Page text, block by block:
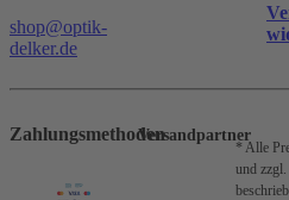
shop@optik-
delker.de
ZahlungsmethodenVersandpartner
* Alle
und